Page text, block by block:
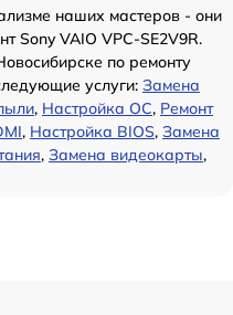
наших мастеров - они
Sony VAIO VPC-SE2V9R.
по ремонту
услуги: Замена
, Настройка ОС, Ремонт
, Настройка BIOS, Замена
, Замена видеокарты,